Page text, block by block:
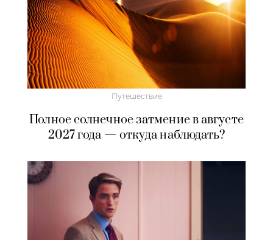
Путешествие
Полное солнечное затмение в августе
2027 года — откуда наблюдать?